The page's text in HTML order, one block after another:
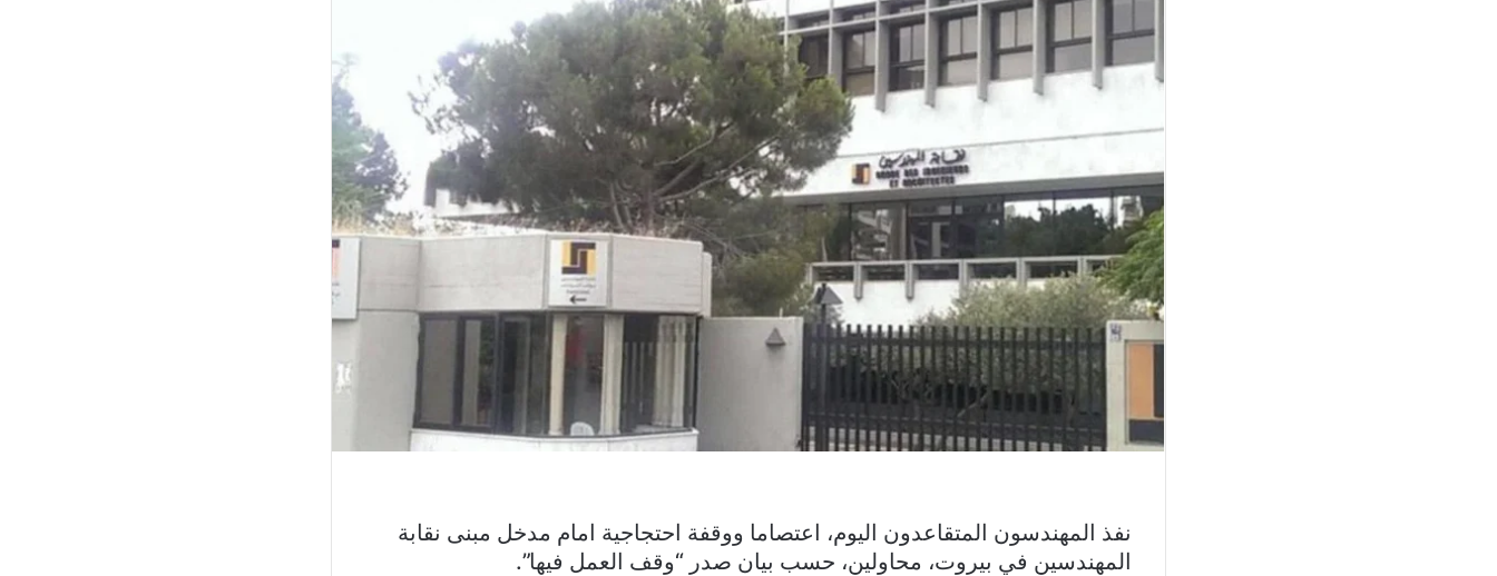
نفذ المهندسون المتقاعدون اليوم، اعتصاما ووقفة احتجاجية امام مدخل مبنى نقابة
المهندسين في بيروت، محاولين، حسب بيان صدر “وقف العمل فيها”.